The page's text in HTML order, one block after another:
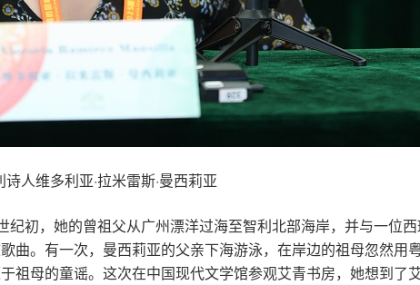
诗人维多利亚·拉米雷斯·曼西莉亚
纪初，她的曾祖父从广州漂洋过海至智利北部海岸，并与一位
。有一次，曼西莉亚的父亲下海游泳，在岸边的祖母忽然用
母的童谣。这次在中国现代文学馆参观艾青书房，她想到了